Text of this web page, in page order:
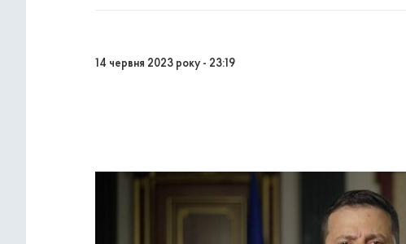
14 червня 2023 року - 23:19